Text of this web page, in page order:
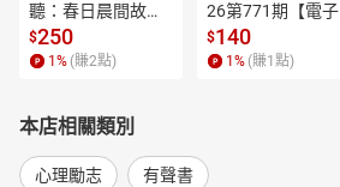
聽：春日晨間故事
【有聲書】
$250
1 % (賺2點)
26第771期【電子
書】
$140
1 % (賺1 點)
本店相關類別
心理勵志 有聲書